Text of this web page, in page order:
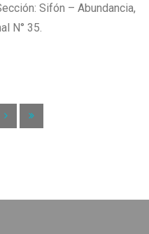
Sifón – Abundancia,
N° 35.